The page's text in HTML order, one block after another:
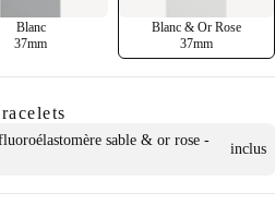
Blanc
37mm
Blanc & Or Rose
37mm
sable & or rose -
inclus